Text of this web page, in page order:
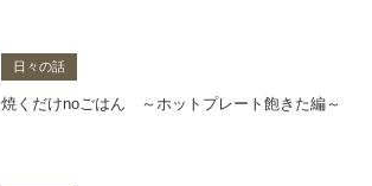
日々の話
焼くだけnoごはん ～ホットプレート飽きた編～